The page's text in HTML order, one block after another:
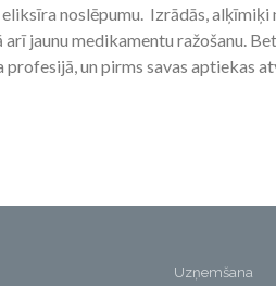
noslēpumu. Izrādās,
jaunu medikamentu ražošanu.
un pirms savas aptiekas
Uzņemšana